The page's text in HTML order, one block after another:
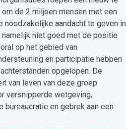
de 2 miljoen mensen met een
noodzakelijke aandacht te geven in
níet goed met de positie
op het gebied van
en participatie hebben
opgelopen. De
van leven van deze groep
versnipperde wetgeving,
bureaucratie en gebrek aan een